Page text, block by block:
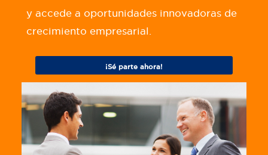
y accede a oportunidades innovadoras de
crecimiento empresarial.
¡Sé parte ahora!